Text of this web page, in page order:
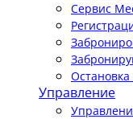
Сервис
Управление